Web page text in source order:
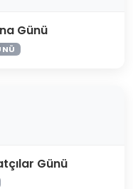
Günü
Günü